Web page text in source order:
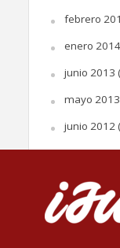
febrero
enero 2014
junio 2013
mayo 2013
junio 2012